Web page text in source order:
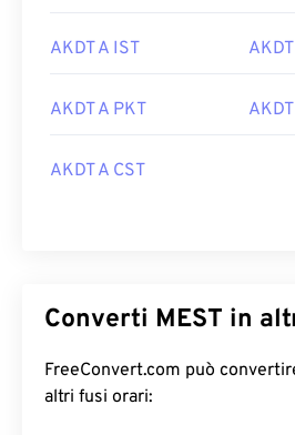
AKDT A IST
AKDT A PKT
AKDT A CST
Converti MEST in
FreeConvert.com può
altri fusi orari: